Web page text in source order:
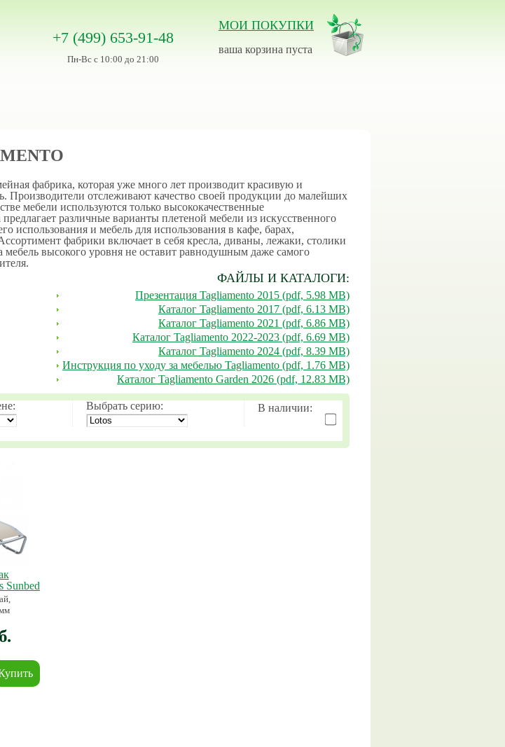
МОИ ПОКУПКИ
ваша корзина пуста
+7 (499) 653-91-48
Пн-Вс с 10:00 до 21:00
фабрика, которая уже много лет производит красивую и
Производители отслеживают качество своей продукции до малейших
мебели используются только высококачественные
различные варианты плетеной мебели из искусственного
использования и мебель для использования в кафе, барах,
фабрики включает в себя кресла, диваны, лежаки, столики
мебель высокого уровня не оставит равнодушным даже самого
ФАЙЛЫ И КАТАЛОГИ:
Презентация Tagliamento 2015 (pdf, 5.98 MB)
Каталог Tagliamento 2017 (pdf, 6.13 MB)
Каталог Tagliamento 2021 (pdf, 6.86 MB)
Каталог Tagliamento 2022-2023 (pdf, 6.69 MB)
Каталог Tagliamento 2024 (pdf, 8.39 MB)
Инструкция по уходу за мебелью Tagliamento (pdf, 1.76 MB)
Каталог Tagliamento Garden 2026 (pdf, 12.83 MB)
Выбрать серию: В наличии:
Sunbed